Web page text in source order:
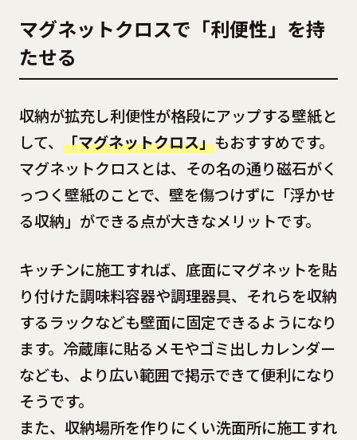
マグネットクロスで「利便性」を持
たせる
収納が拡充し利便性が格段にアップする壁紙と
して、 「マグネットクロス」もおすすめです。
マグネットクロスとは、その名の通り磁石がく
っつく壁紙のことで、壁を傷つけずに「浮かせ
る収納」ができる点が大きなメリットです。
キッチンに施工すれば、底面にマグネットを貼
り付けた調味料容器や調理器具、それらを収納
するラックなども壁面に固定できるようになり
ます。冷蔵庫に貼るメモやゴミ出しカレンダー
なども、より広い範囲で掲示できて便利になり
そうです。
また、収納場所を作りにくい洗面所に施工すれ